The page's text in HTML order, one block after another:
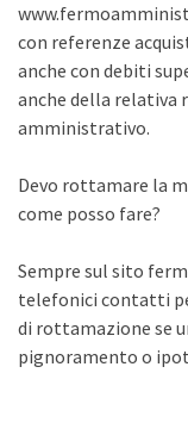
con referenze
anche con debiti
anche della relativa
amministrativo.
Devo rottamare la
come posso fare?
Sempre sul sito
telefonici contatti
di rottamazione se
pignoramento o